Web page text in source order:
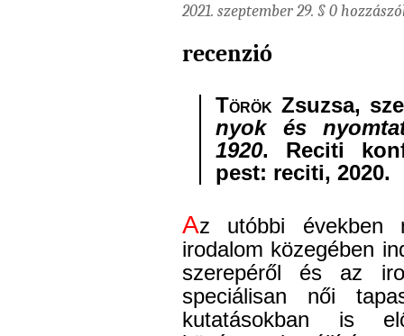
2021. szeptember 29. § 0
recenzió
Török Zsuzsa,
nyok és
1920. Re­ci­ti
pest: re­ci­ti, 2020.
Az utóbbi években
irodalom közegében
szerepéről és az
speciálisan női
kutatásokban is